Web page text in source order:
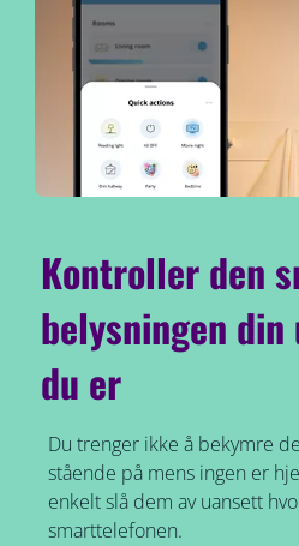
Kontroller den
belysningen
du er
Du trenger ikke å bekymre
stående på mens ingen er
enkelt slå dem av uansett
smarttelefonen.